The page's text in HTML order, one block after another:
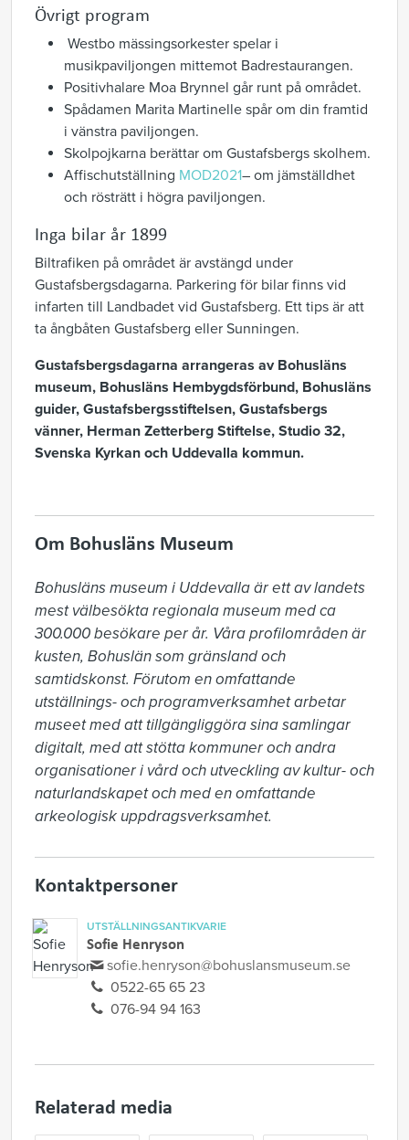
Övrigt program
Westbo mässingsorkester spelar i
musikpaviljongen mittemot Badrestaurangen.
Positivhalare Moa Brynnel går runt på området.
Spådamen Marita Martinelle spår om din framtid
i vänstra paviljongen.
Skolpojkarna berättar om Gustafsbergs skolhem.
Affischutställning MOD2021– om jämställdhet
och rösträtt i högra paviljongen.
Inga bilar år 1899
Biltrafiken på området är avstängd under
Gustafsbergsdagarna. Parkering för bilar finns vid
infarten till Landbadet vid Gustafsberg. Ett tips är att
ta ångbåten Gustafsberg eller Sunningen.
Gustafsbergsdagarna arrangeras av Bohusläns
museum, Bohusläns Hembygdsförbund, Bohusläns
guider, Gustafsbergsstiftelsen, Gustafsbergs
vänner, Herman Zetterberg Stiftelse, Studio 32,
Svenska Kyrkan och Uddevalla kommun.
Om Bohusläns Museum
Bohusläns museum i Uddevalla är ett av landets
mest välbesökta regionala museum med ca
300.000 besökare per år. Våra profilområden är
kusten, Bohuslän som gränsland och
samtidskonst. Förutom en omfattande
utställnings- och programverksamhet arbetar
museet med att tillgängliggöra sina samlingar
digitalt, med att stötta kommuner och andra
organisationer i vård och utveckling av kultur- och
naturlandskapet och med en omfattande
arkeologisk uppdragsverksamhet.
Kontaktpersoner
UTSTÄLLNINGSANTIKVARIE
Sofie Henryson
sofie.henryson@bohuslansmuseum.se
0522-65 65 23
076-94 94 163
Relaterad media